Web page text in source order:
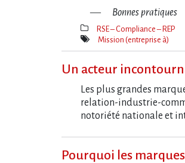
Bonnes pratiques
Thèmes(s)
RSE – Compliance – REP
Mot(s)-
Mission (entreprise à)
Un acteur
Les plus grandes
relation-industrie-
notoriété nationale et
Pourquoi les marques